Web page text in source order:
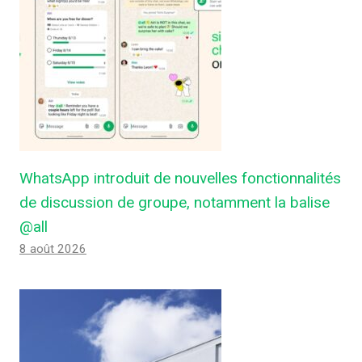
WhatsApp introduit de nouvelles fonctionnalités
de discussion de groupe, notamment la balise
@all
8 août 2026